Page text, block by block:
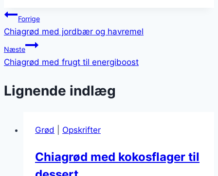
Indlægsnavigation
Forrige
Chiagrød med jordbær og havremel
Næste
Chiagrød med frugt til energiboost
Lignende indlæg
Grød Opskrifter
Chiagrød med kokosflager til